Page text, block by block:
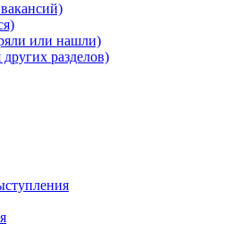
или нашли)
разделов)